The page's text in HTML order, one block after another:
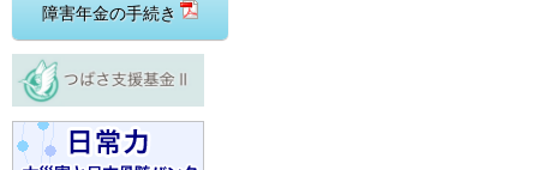
障害年金の手続き